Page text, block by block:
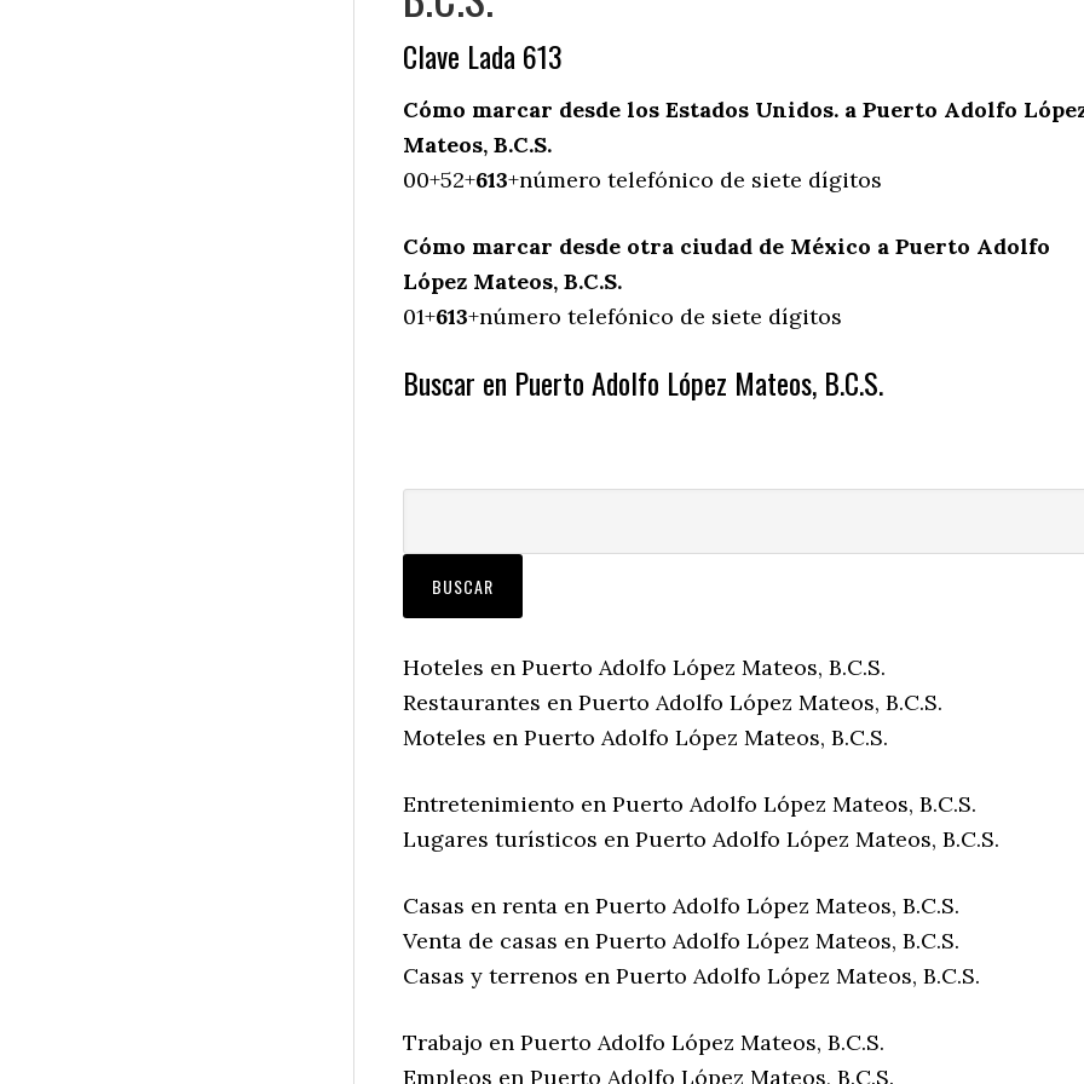
Clave Lada 613
Cómo marcar desde los Estados Unidos. a Puerto Adolfo
Mateos, B.C.S.
00+52+613+número telefónico de siete dígitos
Cómo marcar desde otra ciudad de México a Puerto Adolfo
López Mateos, B.C.S.
01+613+número telefónico de siete dígitos
Buscar en Puerto Adolfo López Mateos, B.C.S.
Hoteles en Puerto Adolfo López Mateos, B.C.S.
Restaurantes en Puerto Adolfo López Mateos, B.C.S.
Moteles en Puerto Adolfo López Mateos, B.C.S.
Entretenimiento en Puerto Adolfo López Mateos, B.C.S.
Lugares turísticos en Puerto Adolfo López Mateos, B.C.S.
Casas en renta en Puerto Adolfo López Mateos, B.C.S.
Venta de casas en Puerto Adolfo López Mateos, B.C.S.
Casas y terrenos en Puerto Adolfo López Mateos, B.C.S.
Trabajo en Puerto Adolfo López Mateos, B.C.S.
Empleos en Puerto Adolfo López Mateos, B.C.S.